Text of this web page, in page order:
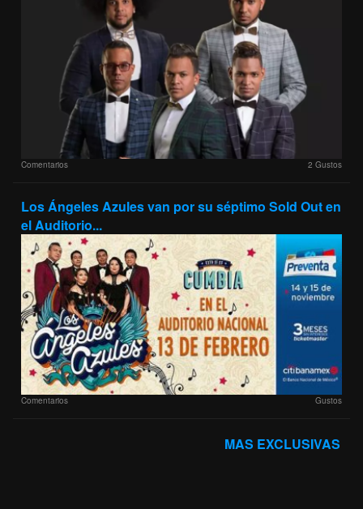
Comentarios 2 Gustos
Los Ángeles Azules van por su séptimo Sold Out en
el Auditorio...
Comentarios Gustos
MAS EXCLUSIVAS